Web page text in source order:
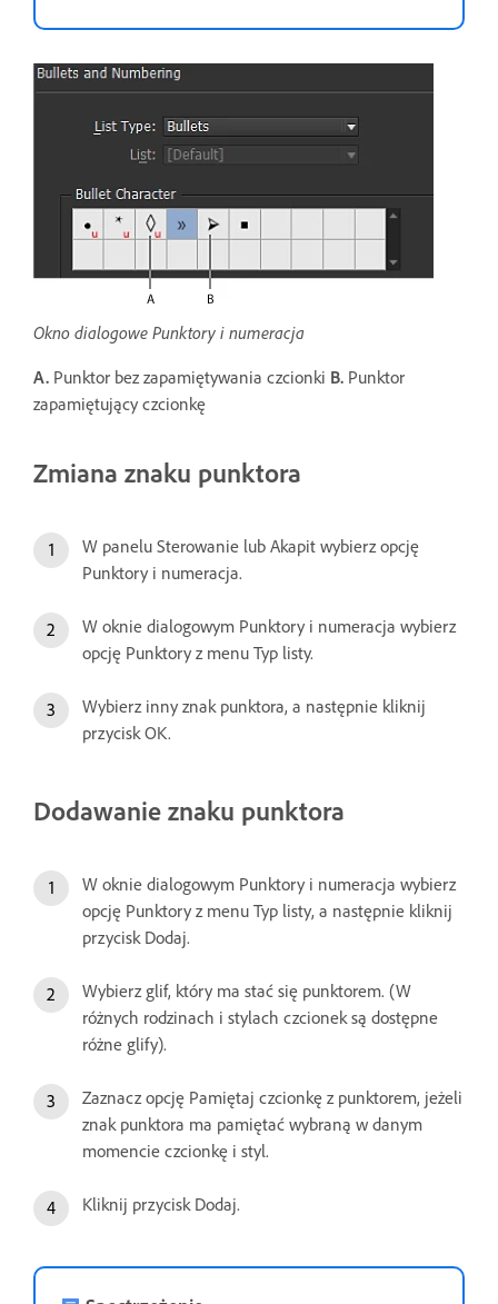
Okno dialogowe Punktory i numeracja
A. Punktor bez zapamiętywania czcionki B. Punktor
zapamiętujący czcionkę
Zmiana znaku punktora
W panelu Sterowanie lub Akapit wybierz opcję
Punktory i numeracja.
W oknie dialogowym Punktory i numeracja wybierz
opcję Punktory z menu Typ listy.
Wybierz inny znak punktora, a następnie kliknij
przycisk OK.
Dodawanie znaku punktora
W oknie dialogowym Punktory i numeracja wybierz
opcję Punktory z menu Typ listy, a następnie kliknij
przycisk Dodaj.
Wybierz glif, który ma stać się punktorem. (W
różnych rodzinach i stylach czcionek są dostępne
różne glify).
Zaznacz opcję Pamiętaj czcionkę z punktorem, jeżeli
znak punktora ma pamiętać wybraną w danym
momencie czcionkę i styl.
Kliknij przycisk Dodaj.